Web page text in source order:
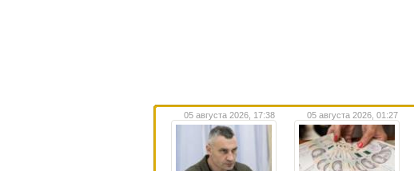
05 августа 2026, 17:38 05 августа 2026, 01:27